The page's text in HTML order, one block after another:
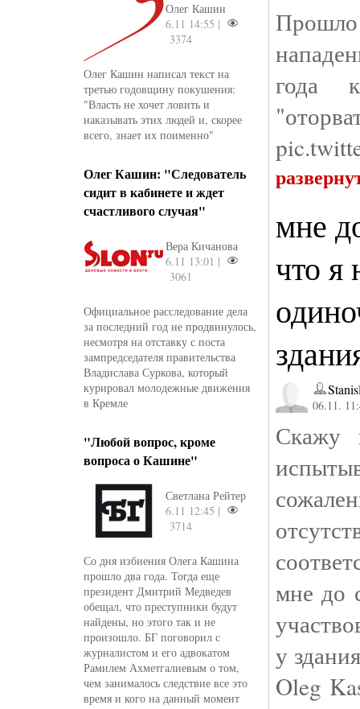
Олег Кашин
6.11 14:55 |
3374
Олег Кашин написал текст на
третью годовщину покушения:
"Власть не хочет ловить и
наказывать этих людей и, скорее
всего, знает их поименно"
Олег Кашин: "Следователь
сидит в кабинете и ждет
счастливого случая"
Вера Кичанова
6.11 13:01 |
3061
Официальное расследование дела
за последний год не продвинулось,
несмотря на отставку с поста
зампредседателя правительства
Владислава Суркова, который
курировал молодежные движения
в Кремле
"Любой вопрос, кроме
вопроса о Кашине"
Светлана Рейтер
6.11 12:45 |
3714
Со дня избиения Олега Кашина
прошло два года. Тогда еще
президент Дмитрий Медведев
обещал, что преступники будут
найдены, но этого так и не
произошло. БГ поговорил с
журналистом и его адвокатом
Рамилем Ахметгалиевым о том,
чем занималось следствие все это
время и кого на данный момент
года
мне
что я
06.11.
Скажу
мне до
у
Oleg